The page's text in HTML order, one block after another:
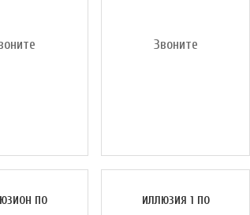
Звоните
ПО ИЛЛЮЗИЯ 1 ПО